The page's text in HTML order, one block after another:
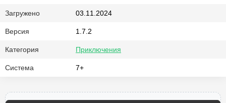
Загружено 03.11.2024
Версия 1.7.2
Категория Приключения
Система 7+